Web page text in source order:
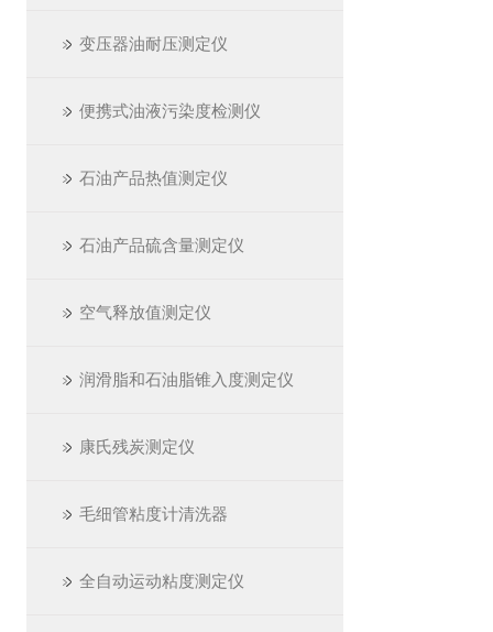
变压器油耐压测定仪
便携式油液污染度检测仪
石油产品热值测定仪
石油产品硫含量测定仪
空气释放值测定仪
润滑脂和石油脂锥入度测定仪
康氏残炭测定仪
毛细管粘度计清洗器
全自动运动粘度测定仪